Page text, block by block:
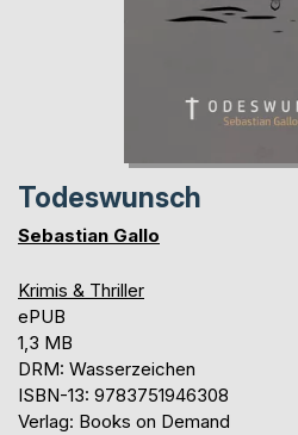
Todeswunsch
Sebastian Gallo
Krimis & Thriller
ePUB
1,3 MB
DRM: Wasserzeichen
ISBN-13: 9783751946308
Verlag: Books on Demand